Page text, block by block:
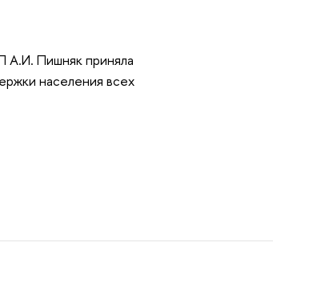
А.И. Пишняк приняла
населения всех